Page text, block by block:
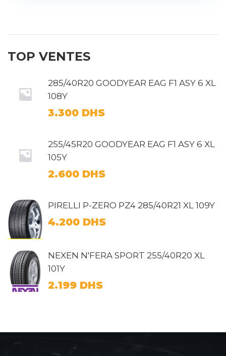
TOP VENTES
285/40R20 GOODYEAR EAG F1 ASY 6 XL
108Y
3.300 DHS
255/45R20 GOODYEAR EAG F1 ASY 6 XL
105Y
2.600 DHS
PIRELLI P-ZERO PZ4 285/40R21 XL 109Y
4.200 DHS
NEXEN N'FERA SPORT 255/40R20 XL
101Y
2.199 DHS